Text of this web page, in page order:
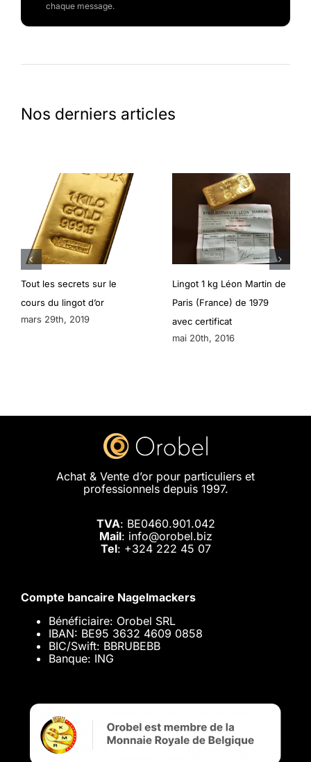
chaque message.
Nos derniers articles
Tout les secrets sur le
cours du lingot d’or
mars 29th, 2019
Lingot 1 kg Léon Martin de
Paris (France) de 1979
avec certificat
mai 20th, 2016
Achat & Vente d’or pour particuliers et
professionnels depuis 1997.
TVA: BE0460.901.042
Mail: info@orobel.biz
Tel: +324 222 45 07
Compte bancaire Nagelmackers
Bénéficiaire: Orobel SRL
IBAN: BE95 3632 4609 0858
BIC/Swift: BBRUBEBB
Banque: ING